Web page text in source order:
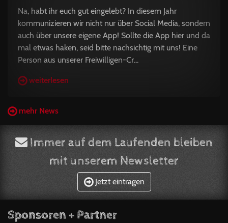
Na, habt ihr euch gut eingelebt? In diesem Jahr
kommunizieren wir nicht nur über Social Media, sondern
auch über unsere eigene App! Sollte die App hier und da
mal etwas haken, seid bitte nachsichtig mit uns! Eine
Person aus unserer Freiwilligen-Cr...
weiterlesen
mehr News
Immer auf dem Laufenden bleiben
mit unserem Newsletter
Jetzt eintragen
Sponsoren + Partner